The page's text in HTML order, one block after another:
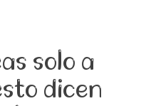
solo a
dicen